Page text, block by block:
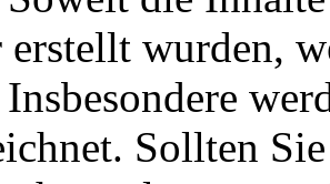
erstellt wurden,
Sollten